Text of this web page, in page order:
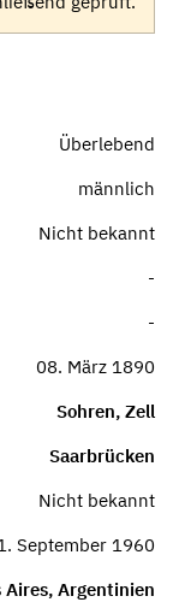
Überlebend
männlich
Nicht bekannt
-
-
08. März 1890
Sohren, Zell
Saarbrücken
Nicht bekannt
September 1960
Aires, Argentinien